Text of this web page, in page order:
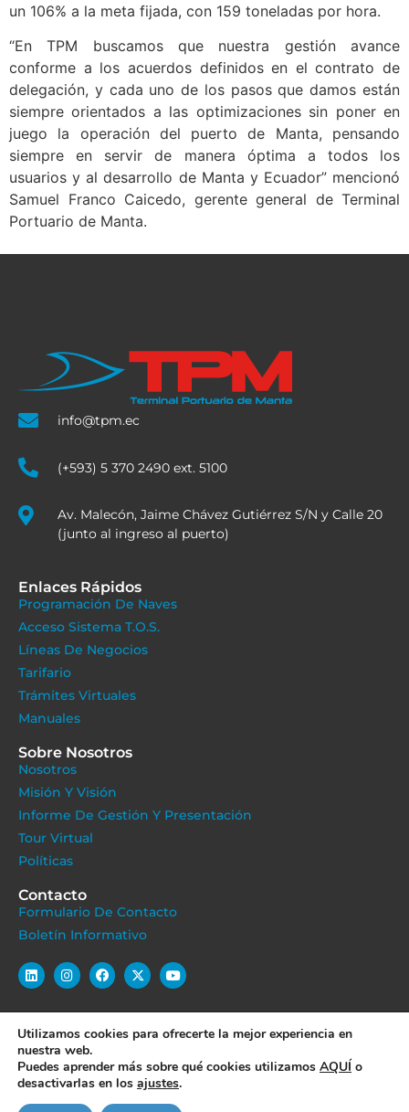
un 106% a la meta fijada, con 159 toneladas por hora.
“En TPM buscamos que nuestra gestión avance
conforme a los acuerdos definidos en el contrato de
delegación, y cada uno de los pasos que damos están
siempre orientados a las optimizaciones sin poner en
juego la operación del puerto de Manta, pensando
siempre en servir de manera óptima a todos los
usuarios y al desarrollo de Manta y Ecuador” mencionó
Samuel Franco Caicedo, gerente general de Terminal
Portuario de Manta.
info@tpm.ec
(+593) 5 370 2490 ext. 5100
Av. Malecón, Jaime Chávez Gutiérrez S/N y Calle 20
(junto al ingreso al puerto)
Enlaces Rápidos
Programación De Naves
Acceso Sistema T.O.S.
Líneas De Negocios
Tarifario
Trámites Virtuales
Manuales
Sobre Nosotros
Nosotros
Misión Y Visión
Informe De Gestión Y Presentación
Tour Virtual
Políticas
Contacto
Formulario De Contacto
Boletín Informativo
POLÍTICA DE COOKIES POLÍTICA DE PRIVACIDAD
POLÍTICA DE PROTECCIÓN DE DATOS
TÉRMINOS Y CONDICIONES
Utilizamos cookies para ofrecerte la mejor experiencia en
nuestra web.
Puedes aprender más sobre qué cookies utilizamos AQUÍ o
desactivarlas en los ajustes.